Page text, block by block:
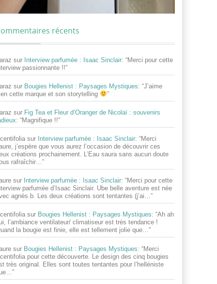
récents
sur Interview parfumée : Isaac Sinclair: “Merci pour cette
passionnante !!”
sur Bougies Hellenist : Paysages Mystiques: “J’aime
cette marque et son storytelling
”
sur Fig Tea et Fleur d’Oranger de Nicolaï : souvenirs
: “Magnifique !!”
sur Interview parfumée : Isaac Sinclair: “Merci
j’espère que vous aurez l’occasion de découvrir ces
créations prochainement. L’Eau saura sans aucun doute
rafraîchir…”
sur Interview parfumée : Isaac Sinclair: “Merci pour cette
parfumée d’Isaac Sinclair. Ube belle aventure est née
agnès.b. Les deux créations sont tentantes (j’ai…”
sur Bougies Hellenist : Paysages Mystiques: “Ah ah
l’ambiance ventilateur/ climatiseur est très tendance !
la bougie est finie, elle est tellement jolie que…”
sur Bougies Hellenist : Paysages Mystiques: “Merci
pour cette découverte. Le design des cinq bougies
très original. Elles sont toutes tentantes pour l’helléniste
”